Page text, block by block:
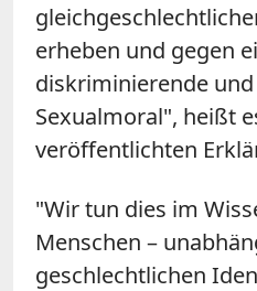
erheben und gegen
diskriminierende
Sexualmoral", heißt
veröffentlichten
"Wir tun dies im
Menschen –
geschlechtlichen